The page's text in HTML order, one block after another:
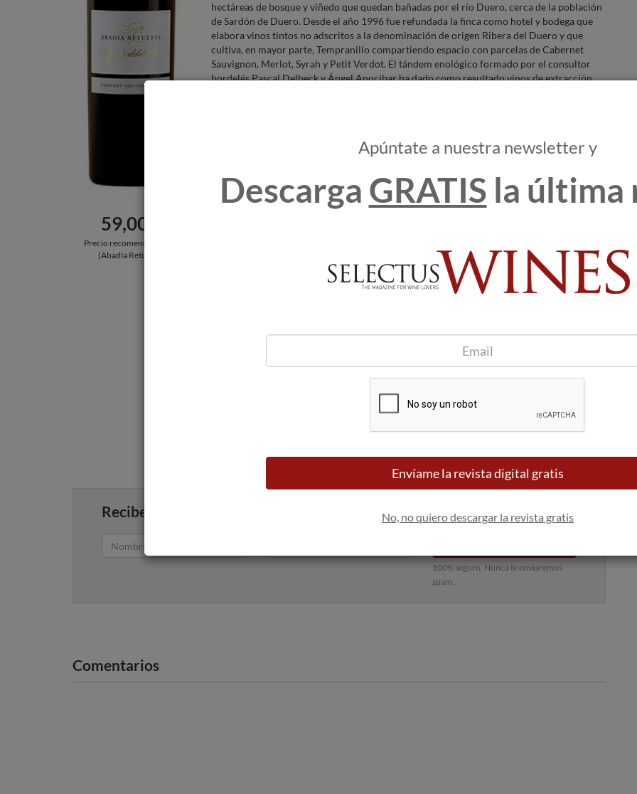
59,00 €
Precio recomendado por:
(Abadía Retuerta)
hectáreas de bosque y viñedo que quedan bañadas por el río Duero, cerca de la población
de Sardón de Duero. Desde el año 1996 fue refundada la finca como hotel y bodega que
elabora vinos tintos no adscritos a la denominación de origen Ribera del Duero y que
cultiva, en mayor parte, Tempranillo compartiendo espacio con parcelas de Cabernet
Sauvignon, Merlot, Syrah y Petit Verdot. El tándem enológico formado por el consultor
bordelés Pascal Delbeck y Ángel Anocibar ha dado como resultado vinos de extracción
Color rojo cereza picota muy cubierto con ribete violáceo, capa alta y una presente
Intensidad muy alta, concentrado y sorprendentemente floral. Aparecen las notas de fruta
Con fuerza y volumen. Elegante sin duda y mucho más armonioso de lo que aparenta.
Para los aficionados a los varietales foráneos bien adaptados, a los vinos estructurados,
con potencia y “nomenclatura enológica” rebosante por los cuatro costados, este es sin
Nacido en las parcelas de más altitud de la finca, ha sido criado en barrica de roble francés
durante 22 meses. La carne de ternera estofada con setas o simplemente hecha a la brasa
Recibe artículos como este en tu bandeja de entrada
100% seguro. Nunca te enviaremos
spam.
Comentarios
Apúntate a nuestra newsletter y
Descarga GRATIS la última
Envíame la revista digital gratis
No, no quiero descargar la revista gratis